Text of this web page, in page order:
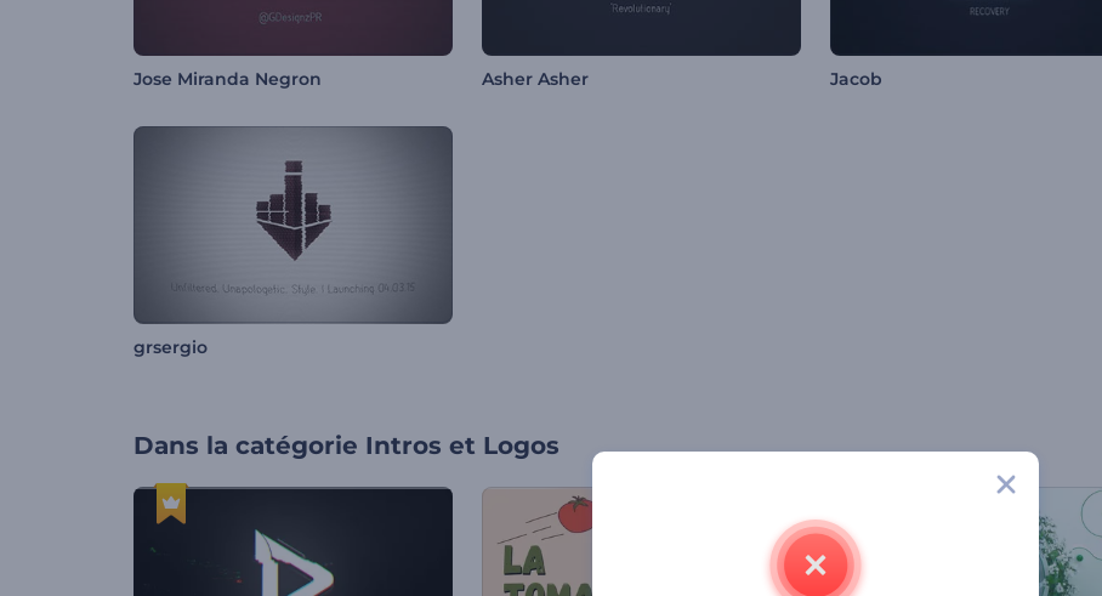
Jose Miranda Negron Asher Asher Jacob
grsergio
Dans la catégorie Intros et Logos